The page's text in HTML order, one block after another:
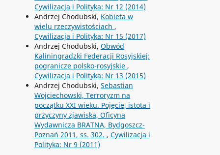
Cywilizacja i Polityka: Nr 12 (2014)
Andrzej Chodubski, Kobieta w
wielu rzeczywistościach ,
Cywilizacja i Polityka: Nr 15 (2017)
Andrzej Chodubski, Obwód
Kaliningradzki Federacji Rosyjskiej:
pogranicze polsko-rosyjskie ,
Cywilizacja i Polityka: Nr 13 (2015)
Andrzej Chodubski, Sebastian
Wojciechowski, Terroryzm na
początku XXI wieku. Pojęcie, istota i
przyczyny zjawiska, Oficyna
Wydawnicza BRATNA, Bydgoszcz-
Poznań 2011, ss. 302. , Cywilizacja i
Polityka: Nr 9 (2011)